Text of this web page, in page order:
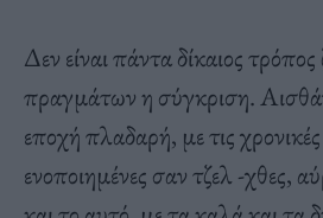
Δεν είναι πάντα δίκαιος
πραγμάτων η σύγκριση.
εποχή πλαδαρή, με τις
ενοποιημένες σαν τζελ -χθες,